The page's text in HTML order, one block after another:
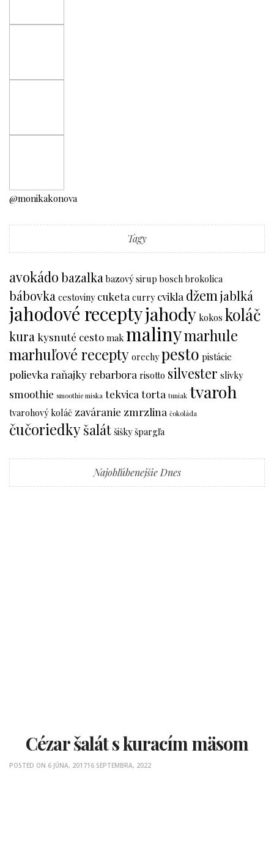
@monikakonova
Tagy
avokádobazalka bazový sirup bosch brokolica
bábovka cestoviny cuketa curry cvikla džem jablká
jahodové receptyjahody kokos koláč
kura kysnuté cesto mak malinymarhule
marhuľové recepty orechy pesto pistácie
polievka raňajkyrebarbora risotto silvester slivky
smoothie smoothie miska tekvica torta tuniak tvaroh
tvarohový koláč zaváranie zmrzlina čokoláda
čučoriedkyšalát šišky špargľa
Najobľúbenejšie Dnes
Cézar šalát s kuracím mäsom
POSTED ON 6 JÚNA, 201716 SEPTEMBRA, 2022